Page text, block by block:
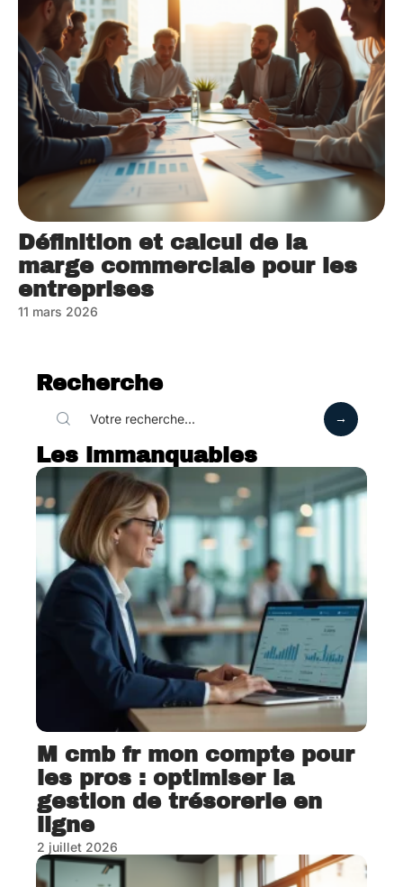
Définition et calcul de la
marge commerciale pour les
entreprises
11 mars 2026
Recherche
Les immanquables
M cmb fr mon compte pour
les pros : optimiser la
gestion de trésorerie en
ligne
2 juillet 2026